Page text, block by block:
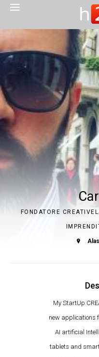
FONDATORE
My StartUp
new applications
AI artificial
tablets and